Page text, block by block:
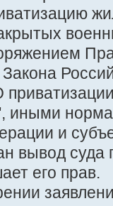
иными
и
вывод суда
его прав.